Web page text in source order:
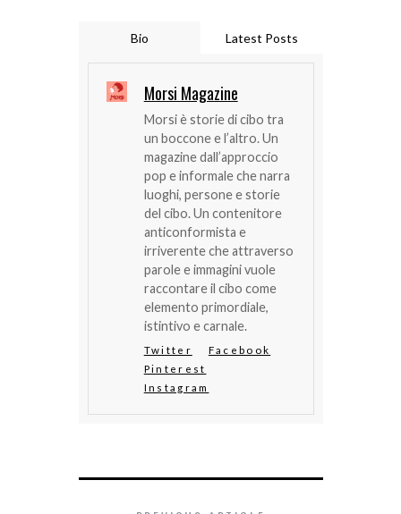
Bio Latest Posts
Morsi Magazine
Morsi è storie di cibo tra
un boccone e l’altro. Un
magazine dall’approccio
pop e informale che narra
luoghi, persone e storie
del cibo. Un contenitore
anticonformista e
irriverente che attraverso
parole e immagini vuole
raccontare il cibo come
elemento primordiale,
istintivo e carnale.
Twitter
Facebook
Pinterest
Instagram